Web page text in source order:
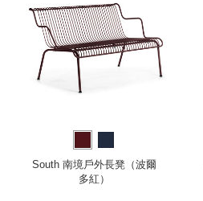
South 南境戶外長凳（波爾
多紅）